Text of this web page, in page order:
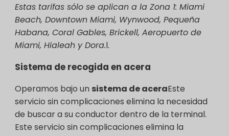
Estas tarifas sólo se aplican a la Zona 1: Miami
Beach, Downtown Miami, Wynwood, Pequeña
Habana, Coral Gables, Brickell, Aeropuerto de
Miami, Hialeah y Dora.l.
Sistema de recogida en acera
Operamos bajo un sistema de aceraEste
servicio sin complicaciones elimina la necesidad
de buscar a su conductor dentro de la terminal.
Este servicio sin complicaciones elimina la